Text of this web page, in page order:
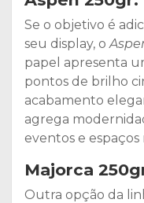
Se o objetivo é
seu display, o
papel apresenta
pontos de brilho
acabamento
agrega
eventos e espaços
Majorca
Outra opção da